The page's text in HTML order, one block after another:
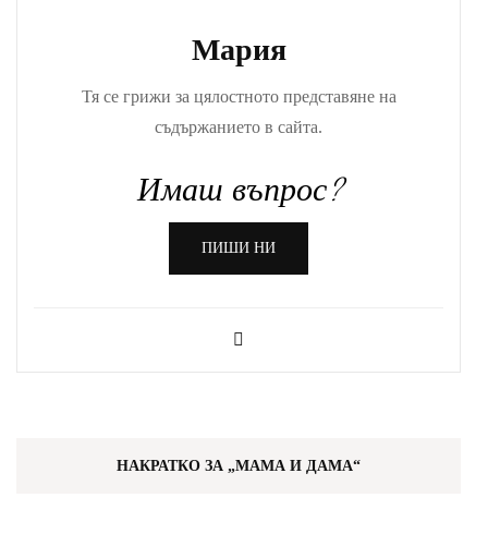
Мария
Тя се грижи за цялостното представяне на
съдържанието в сайта.
Имаш въпрос?
ПИШИ НИ
НАКРАТКО ЗА „МАМА И ДАМА“